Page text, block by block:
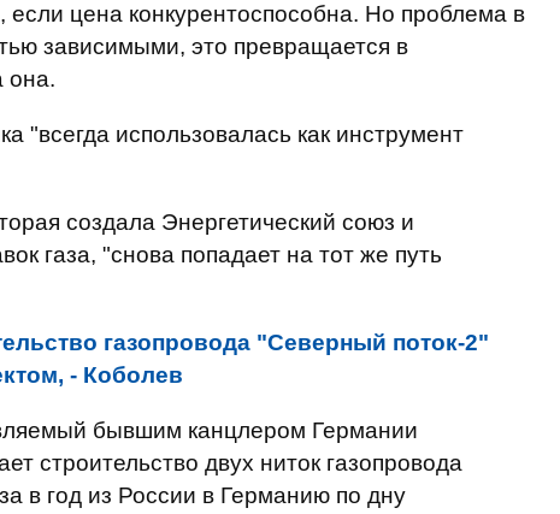
если цена конкурентоспособна. Но проблема в
зависимыми, это превращается в
она.
"всегда использовалась как инструмент
создала Энергетический союз и
газа, "снова попадает на тот же путь
газопровода "Северный поток-2"
- Коболев
бывшим канцлером Германии
строительство двух ниток газопровода
в год из России в Германию по дну